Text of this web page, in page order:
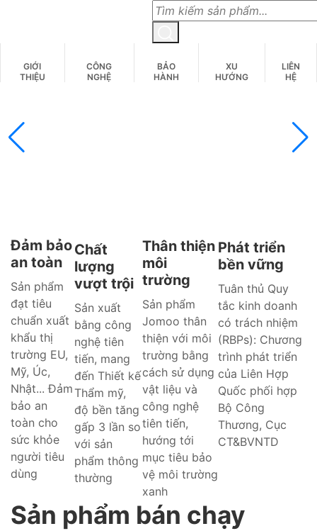
content
GIỚI
THIỆU
CÔNG
NGHỆ
BẢO
HÀNH
XU
HƯỚNG
LIÊN
HỆ
Đảm bảo
an toàn
Sản phẩm
đạt tiêu
chuẩn xuất
khẩu thị
trường EU,
Mỹ, Úc,
Nhật... Đảm
bảo an
toàn cho
sức khỏe
người tiêu
dùng
Chất
lượng
vượt trội
Sản xuất
bằng công
nghệ tiên
tiến, mang
đến Thiết kế
Thẩm mỹ,
độ bền tăng
gấp 3 lần so
với sản
phẩm thông
thường
Thân thiện
môi
trường
Sản phẩm
Jomoo thân
thiện với môi
trường bằng
cách sử dụng
vật liệu và
công nghệ
tiên tiến,
hướng tới
mục tiêu bảo
vệ môi trường
xanh
Phát triển
bền vững
Tuân thủ Quy
tắc kinh doanh
có trách nhiệm
(RBPs): Chương
trình phát triển
của Liên Hợp
Quốc phối hợp
Bộ Công
Thương, Cục
CT&BVNTD
Sản phẩm bán chạy